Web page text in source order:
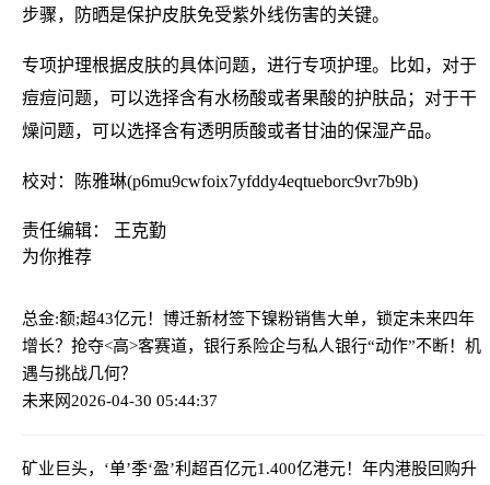
步骤，防晒是保护皮肤免受紫外线伤害的关键。
专项护理根据皮肤的具体问题，进行专项护理。比如，对于
痘痘问题，可以选择含有水杨酸或者果酸的护肤品；对于干
燥问题，可以选择含有透明质酸或者甘油的保湿产品。
校对：陈雅琳(p6mu9cwfoix7yfddy4eqtueborc9vr7b9b)
责任编辑： 王克勤
为你推荐
总金:额;超43亿元！博迁新材签下镍粉销售大单，锁定未来四年
增长？ 抢夺<高>客赛道，银行系险企与私人银行“动作”不断！机
遇与挑战几何？
未来网2026-04-30 05:44:37
矿业巨头，‘单’季‘盈’利超百亿元1.400亿港元！年内港股回购升